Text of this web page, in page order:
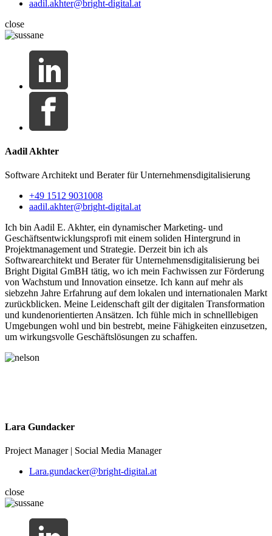
aadil.akhter@bright-digital.at
close
Aadil Akhter
Software Architekt und Berater für Unternehmensdigitalisierung
+49 1512 9031008
aadil.akhter@bright-digital.at
Ich bin Aadil E. Akhter, ein dynamischer Marketing- und
Geschäftsentwicklungsprofi mit einem soliden Hintergrund in
Projektmanagement und Strategie. Derzeit bin ich als
Softwarearchitekt und Berater für Unternehmensdigitalisierung bei
Bright Digital GmBH tätig, wo ich mein Fachwissen zur Förderung
von Wachstum und Innovation einsetze. Ich kann auf mehr als
siebzehn Jahre Erfahrung auf dem lokalen und internationalen Markt
zurückblicken. Meine Leidenschaft gilt der digitalen Transformation
und kundenorientierten Ansätzen. Ich fühle mich in schnelllebigen
Umgebungen wohl und bin bestrebt, meine Fähigkeiten einzusetzen,
um wirkungsvolle Geschäftslösungen zu schaffen.
Lara Gundacker
Project Manager | Social Media Manager
Lara.gundacker@bright-digital.at
close